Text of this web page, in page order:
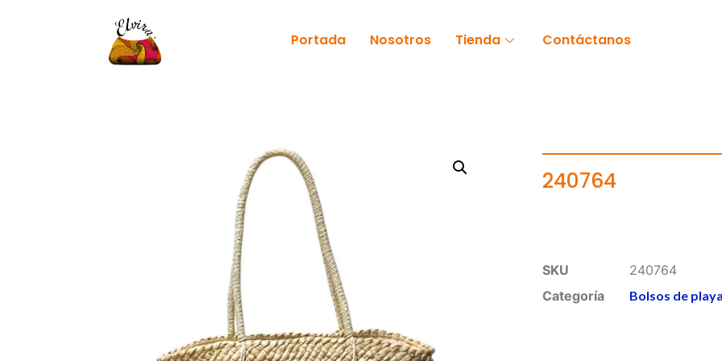
Portada Nosotros Tienda Contáctanos
240764
SKU
240764
Categoría
Bolsos de